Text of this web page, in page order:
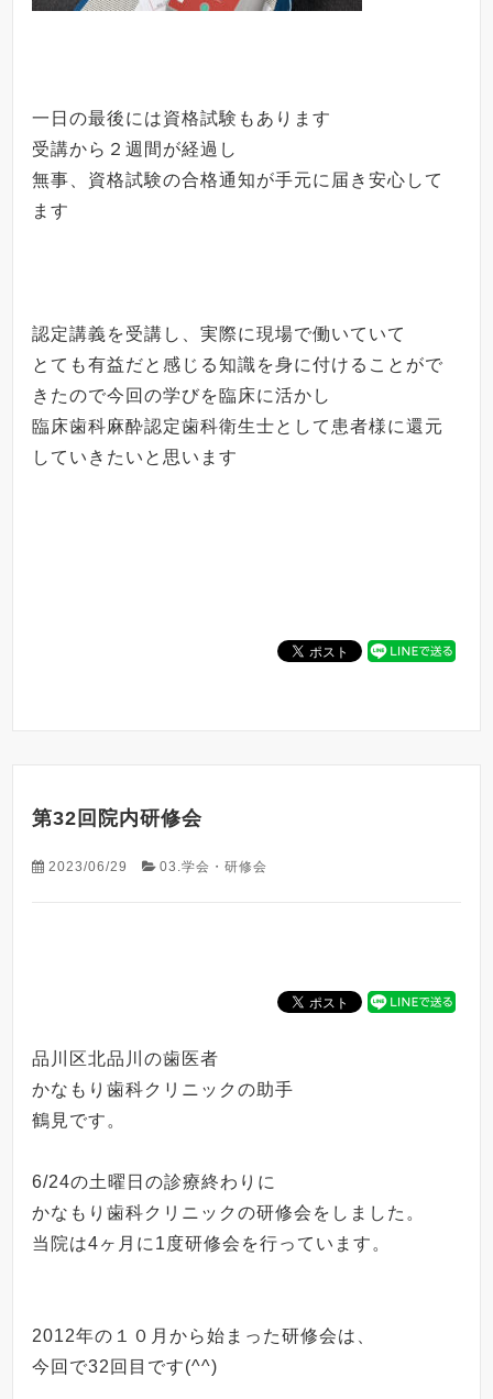
一日の最後には資格試験もあります
受講から２週間が経過し
無事、資格試験の合格通知が手元に届き安心して
ます
認定講義を受講し、実際に現場で働いていて
とても有益だと感じる知識を身に付けることがで
きたので今回の学びを臨床に活かし
臨床歯科麻酔認定歯科衛生士として患者様に還元
していきたいと思います
第32回院内研修会
2023/06/29 03.学会・研修会
品川区北品川の歯医者
かなもり歯科クリニックの助手
鶴見です。
6/24の土曜日の診療終わりに
かなもり歯科クリニックの研修会をしました。
当院は4ヶ月に 1 度研修会を行っています。
2012年の１０月から始まった研修会は、
今回で32 回目です(^^)